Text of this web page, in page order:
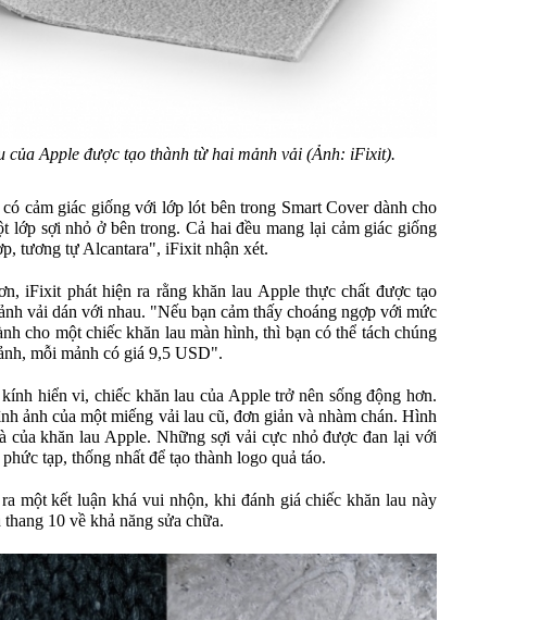
của Apple được tạo thành từ hai mảnh vải (Ảnh: iFixit).
cảm giác giống với lớp lót bên trong Smart Cover dành cho
lớp sợi nhỏ ở bên trong. Cả hai đều mang lại cảm giác giống
tương tự Alcantara", iFixit nhận xét.
iFixit phát hiện ra rằng khăn lau Apple thực chất được tạo
vải dán với nhau. "Nếu bạn cảm thấy choáng ngợp với mức
cho một chiếc khăn lau màn hình, thì bạn có thể tách chúng
mỗi mảnh có giá 9,5 USD".
hiển vi, chiếc khăn lau của Apple trở nên sống động hơn.
ảnh của một miếng vải lau cũ, đơn giản và nhàm chán. Hình
của khăn lau Apple. Những sợi vải cực nhỏ được đan lại với
tạp, thống nhất để tạo thành logo quả táo.
một kết luận khá vui nhộn, khi đánh giá chiếc khăn lau này
10 về khả năng sửa chữa.